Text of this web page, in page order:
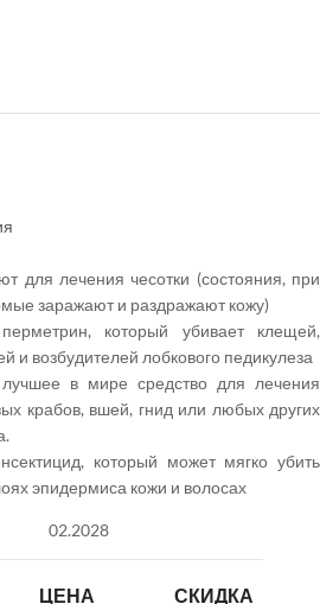
для лечения чесотки (состояния, при
заражают и раздражают кожу)
который убивает клещей,
и возбудителей лобкового педикулеза
в мире средство для лечения
крабов, вшей, гнид или любых других
который может мягко убить
эпидермиса кожи и волосах
02.2028
ЦЕНА СКИДКА